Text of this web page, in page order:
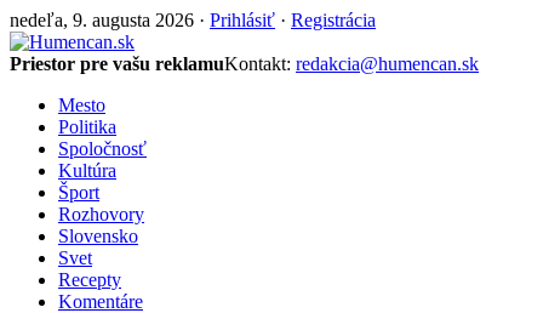
nedeľa, 9. augusta 2026 · Prihlásiť · Registrácia
Priestor pre vašu reklamuKontakt: redakcia@humencan.sk
Mesto
Politika
Spoločnosť
Kultúra
Šport
Rozhovory
Slovensko
Svet
Recepty
Komentáre